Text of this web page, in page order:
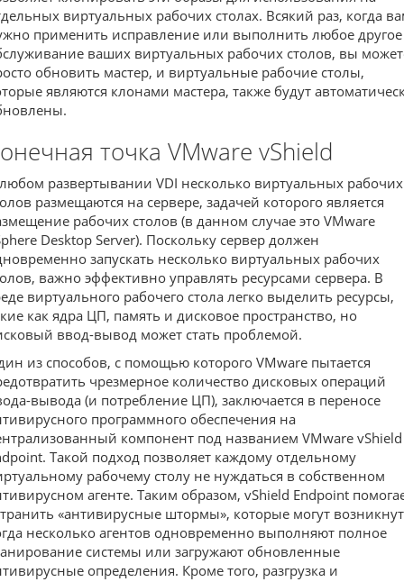
виртуальных рабочих столах. Всякий раз, когда
применить исправление или выполнить любое другое
ваших виртуальных рабочих столов, вы
обновить мастер, и виртуальные рабочие столы,
являются клонами мастера, также будут
точка VMware vShield
развертывании VDI несколько виртуальных рабочих
размещаются на сервере, задачей которого является
рабочих столов (в данном случае это VMware
Desktop Server). Поскольку сервер должен
запускать несколько виртуальных рабочих
важно эффективно управлять ресурсами сервера. В
виртуального рабочего стола легко выделить ресурсы,
как ядра ЦП, память и дисковое пространство, но
ввод-вывод может стать проблемой.
из способов, с помощью которого VMware пытается
чрезмерное количество дисковых операций
вывода (и потребление ЦП), заключается в переносе
программного обеспечения на
компонент под названием VMware vShield
Такой подход позволяет каждому отдельному
рабочему столу не нуждаться в собственном
агенте. Таким образом, vShield Endpoint
«антивирусные штормы», которые могут
несколько агентов одновременно выполняют полное
системы или загружают обновленные
определения. Кроме того, разгрузка и